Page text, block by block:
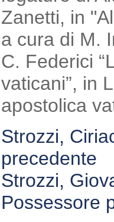
Zanetti, in
a cura di M.
C. Federici
vaticani”, in
apostolica
Strozzi,
precedente
Strozzi,
Possessore